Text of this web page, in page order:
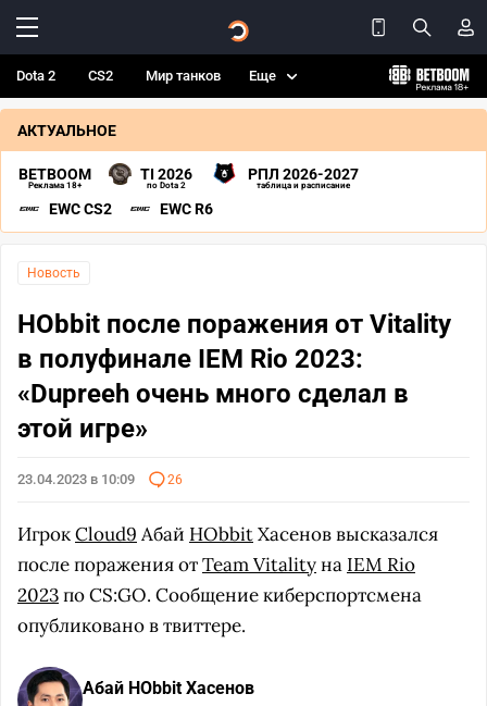
Dota 2 CS2 Мир танков Еще
АКТУАЛЬНОЕ
BETBOOM
Реклама 18+
TI 2026
по Dota 2
РПЛ 2026-2027
таблица и расписание
EWC CS2 EWC R6
Новость
HObbit после поражения от Vitality
в полуфинале IEM Rio 2023:
«Dupreeh очень много сделал в
этой игре»
23.04.2023 в 10:09 26
ИгрокCloud9 Абай HObbitХасенов высказался
после поражения отTeam Vitalityна IEM Rio
2023по CS:GO. Сообщение киберспортсмена
опубликовано в твиттере.
Абай HObbit Хасенов